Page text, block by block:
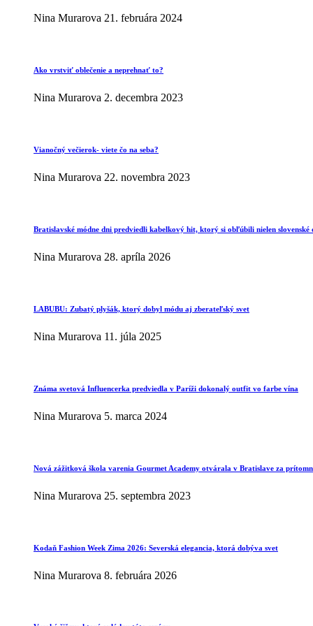
Nina Murarova 21. februára 2024
Ako vrstviť oblečenie a neprehnať to?
Nina Murarova 2. decembra 2023
Vianočný večierok- viete čo na seba?
Nina Murarova 22. novembra 2023
Bratislavské módne dni predviedli kabelkový hit, ktorý si obľúbili nielen slovenské
Nina Murarova 28. apríla 2026
LABUBU: Zubatý plyšák, ktorý dobyl módu aj zberateľský svet
Nina Murarova 11. júla 2025
Známa svetová Influencerka predviedla v Paríži dokonalý outfit vo farbe vína
Nina Murarova 5. marca 2024
Nová zážitková škola varenia Gourmet Academy otvárala v Bratislave za
Nina Murarova 25. septembra 2023
Kodaň Fashion Week Zima 2026: Severská elegancia, ktorá dobýva svet
Nina Murarova 8. februára 2026